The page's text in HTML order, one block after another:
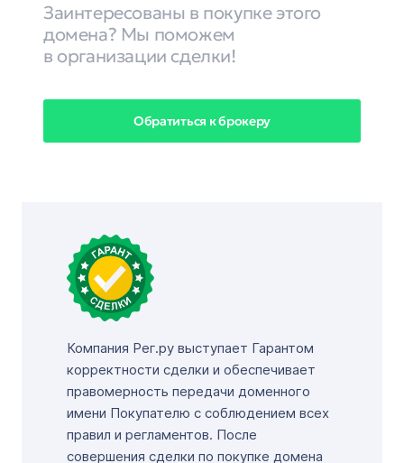
Заинтересованы в покупке этого
домена? Мы поможем
в организации сделки!
Обратиться к брокеру
Компания Рег.ру выступает Гарантом
корректности сделки и обеспечивает
правомерность передачи доменного
имени Покупателю с соблюдением всех
правил и регламентов. После
совершения сделки по покупке домена